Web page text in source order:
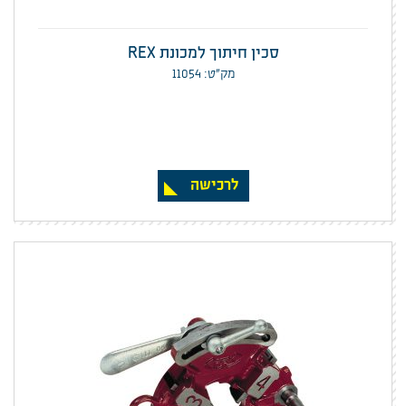
סכין חיתוך למכונת REX
מק”ט: 11054
לרכישה